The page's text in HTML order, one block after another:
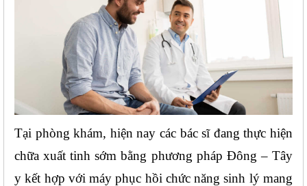
Tại phòng khám, hiện nay các bác sĩ đang thực hiện
chữa xuất tinh sớm bằng phương pháp Đông – Tây
y kết hợp với máy phục hồi chức năng sinh lý mang